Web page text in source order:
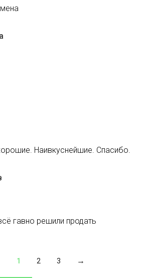
Наивкуснейшие. Спасибо.
гавно решили продать
1 2 3